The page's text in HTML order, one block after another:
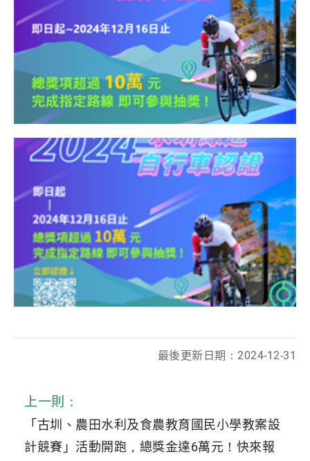
最後更新日期：2024-12-31
上一則：
「古圳、農田水利及食農教育國民小學教案設
計競賽」活動開跑，總獎金達6萬元！快來報